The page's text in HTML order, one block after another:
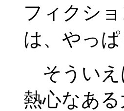
フィクシ
は、やっ
そういえ
熱心なあ